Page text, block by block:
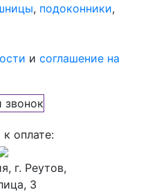
, подоконники,
и соглашение на
звонок
оплате:
г. Реутов,
3